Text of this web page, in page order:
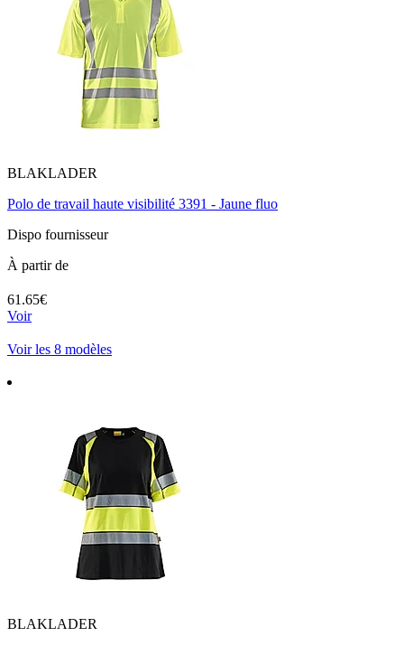
BLAKLADER
Polo de travail haute visibilité 3391 - Jaune fluo
Dispo fournisseur
À partir de
61.65€
Voir
Voir les 8 modèles
BLAKLADER